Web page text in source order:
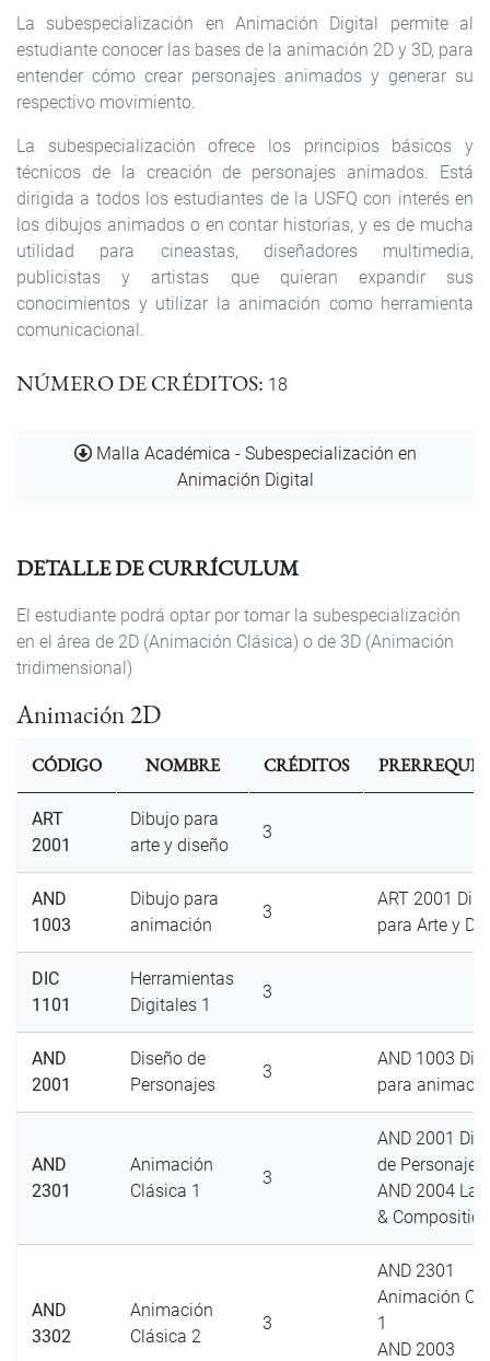
La subespecialización en Animación Digital permite al
estudiante conocer las bases de la animación 2D y 3D, para
entender cómo crear personajes animados y generar su
respectivo movimiento.
La subespecialización ofrece los principios básicos y
técnicos de la creación de personajes animados. Está
dirigida a todos los estudiantes de la USFQ con interés en
los dibujos animados o en contar historias, y es de mucha
utilidad para cineastas, diseñadores multimedia,
publicistas y artistas que quieran expandir sus
conocimientos y utilizar la animación como herramienta
comunicacional.
NÚMERO DE CRÉDITOS 18
DocumentoMalla Académica - Subespecialización en
Animación Digital
DETALLE DE CURRÍCULUM
El estudiante podrá optar por tomar la subespecialización
en el área de 2D (Animación Clásica) o de 3D (Animación
tridimensional)
Animación 2D
CÓDIGO NOMBRE CRÉDITOS
ART
2001
Dibujo para
arte y diseño
3
AND
1003
Dibujo para
animación
3
ART 2001
para Arte y
DIC
1101
Herramientas
Digitales 1
3
AND
2001
Diseño de
Personajes
3
AND 1003
para
AND
2301
Animación
Clásica 1
3
AND 2001
de Personajes
AND 2004
& Composition
AND
3302
Animación
Clásica 2
3
AND 2301
Animación
1
AND 2003